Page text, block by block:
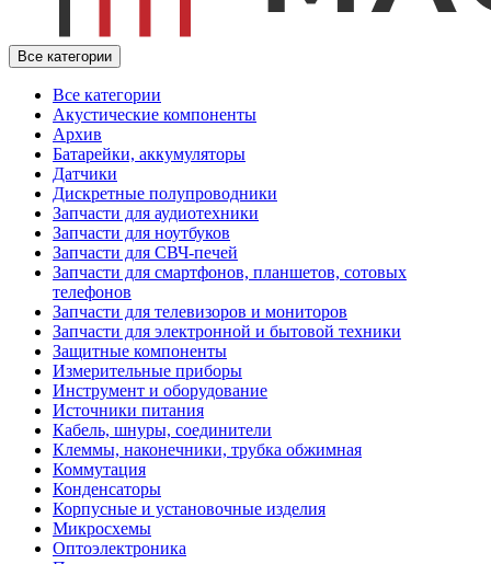
Все категории
Все категории
Акустические компоненты
Архив
Батарейки, аккумуляторы
Датчики
Дискретные полупроводники
Запчасти для аудиотехники
Запчасти для ноутбуков
Запчасти для СВЧ-печей
Запчасти для смартфонов, планшетов, сотовых
телефонов
Запчасти для телевизоров и мониторов
Запчасти для электронной и бытовой техники
Защитные компоненты
Измерительные приборы
Инструмент и оборудование
Источники питания
Кабель, шнуры, соединители
Клеммы, наконечники, трубка обжимная
Коммутация
Конденсаторы
Корпусные и установочные изделия
Микросхемы
Оптоэлектроника